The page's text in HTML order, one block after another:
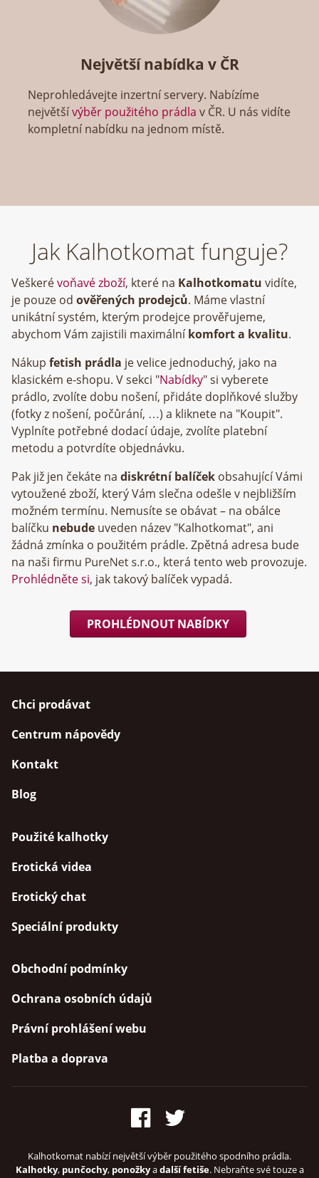
Největší nabídka v ČR
Neprohledávejte inzertní servery. Nabízíme
největšívýběr použitého prádla v ČR. U nás vidíte
kompletní nabídku na jednom místě.
Jak Kalhotkomat funguje?
Veškerévoňavé zboží, které na Kalhotkomatu vidíte,
je pouze od ověřených prodejců. Máme vlastní
unikátní systém, kterým prodejce prověřujeme,
abychom Vám zajistili maximálníkomfort a kvalitu.
Nákup fetish prádla je velice jednoduchý, jako na
klasickém e-shopu. V sekci "Nabídky" si vyberete
prádlo, zvolíte dobu nošení, přidáte doplňkové služby
(fotky z nošení, počůrání, …) a kliknete na "Koupit".
Vyplníte potřebné dodací údaje, zvolíte platební
metodu a potvrdíte objednávku.
Pak již jen čekáte na diskrétní balíček obsahující Vámi
vytoužené zboží, který Vám slečna odešle v nejbližším
možném termínu. Nemusíte se obávat – na obálce
balíčku nebude uveden název "Kalhotkomat", ani
žádná zmínka o použitém prádle. Zpětná adresa bude
na naši firmu
, která tento web provozuje.
Prohlédněte si, jak takový balíček vypadá.
PROHLÉDNOUT NABÍDKY
Chci prodávat
Centrum nápovědy
Kontakt
Blog
Použité kalhotky
Erotická videa
Erotický chat
Speciální produkty
Obchodní podmínky
Ochrana osobních údajů
Právní prohlášení webu
Platba a doprava
Kalhotkomat nabízí největší výběr použitého spodního prádla.
Kalhotky, punčochy, ponožkyadalší fetiše. Nebraňte své touze a